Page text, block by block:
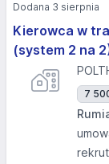
Kierowca w
(system 2 na
7
Dodana 3 sierpnia